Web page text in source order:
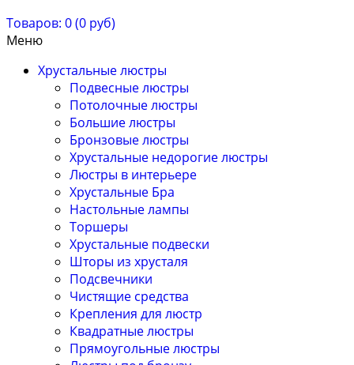
Товаров: 0 (0 руб)
Меню
Хрустальные люстры
Подвесные люстры
Потолочные люстры
Большие люстры
Бронзовые люстры
Хрустальные недорогие люстры
Люстры в интерьере
Хрустальные Бра
Настольные лампы
Торшеры
Хрустальные подвески
Шторы из хрусталя
Подсвечники
Чистящие средства
Крепления для люстр
Квадратные люстры
Прямоугольные люстры